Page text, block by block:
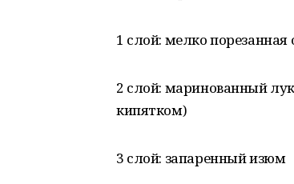
1 слой: мелко порезанная
2 слой: маринованный
кипятком)
3 слой: запаренный изюм